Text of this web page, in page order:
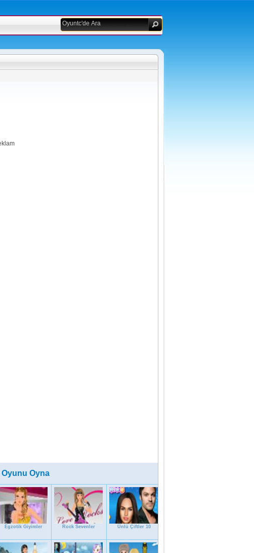
Oyunu Oyna
Egzotik Giyimler Rock Sevenler Ünlü Çiftler 10